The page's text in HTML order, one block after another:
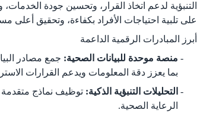
التنبؤية لدعم اتخاذ القرار، وتحسين جودة
على تلبية احتياجات الأفراد بكفاءة، وتحقيق أعلى
أبرز المبادرات الرقمية الداعمة
منصة موحدة للبيانات الصحية: جمع مصادر
بما يعزز دقة المعلومات ويدعم القرارات
التحليلات التنبؤية الذكية:توظيف نماذج متقدمة
الرعاية الصحية.